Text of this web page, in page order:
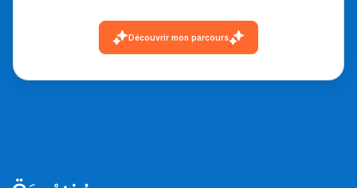
Découvrir mon parcours